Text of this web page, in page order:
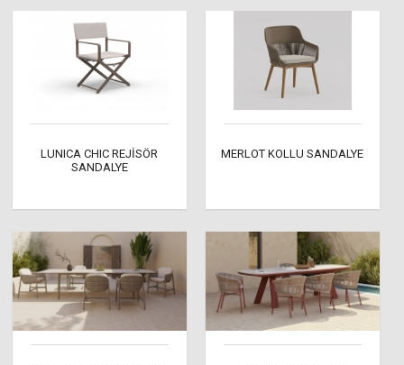
LUNICA CHIC REJİSÖR
SANDALYE
MERLOT KOLLU SANDALYE